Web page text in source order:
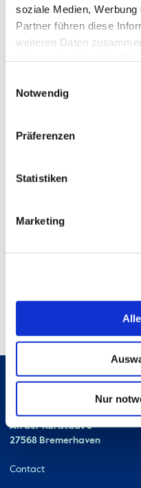
soziale Medien,
Partner führen diese
weiteren Daten
Notwendig
Präferenzen
Statistiken
Marketing
Nur
Postal Address:
Contact
An der Karlstadt 8
27568 Bremerhaven
Ressourcen
Contact